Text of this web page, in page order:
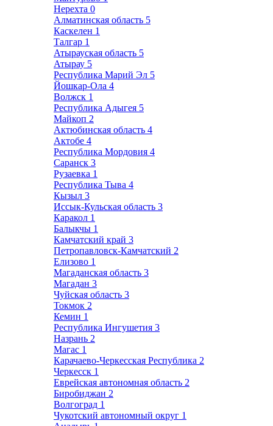
Нерехта 0
Алматинская область 5
Каскелен 1
Талгар 1
Атырауская область 5
Атырау 5
Республика Марий Эл 5
Йошкар-Ола 4
Волжск 1
Республика Адыгея 5
Майкоп 2
Актюбинская область 4
Актобе 4
Республика Мордовия 4
Саранск 3
Рузаевка 1
Республика Тыва 4
Кызыл 3
Иссык-Кульская область 3
Каракол 1
Балыкчы 1
Камчатский край 3
Петропавловск-Камчатский 2
Елизово 1
Магаданская область 3
Магадан 3
Чуйская область 3
Токмок 2
Кемин 1
Республика Ингушетия 3
Назрань 2
Магас 1
Карачаево-Черкесская Республика 2
Черкесск 1
Еврейская автономная область 2
Биробиджан 2
Волгоград 1
Чукотский автономный округ 1